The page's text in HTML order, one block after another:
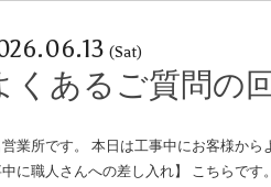
(Sat)
くあるご質問の
業所です。 本日は工事中にお客様か
に職人さんへの差し入れ】 こちらで